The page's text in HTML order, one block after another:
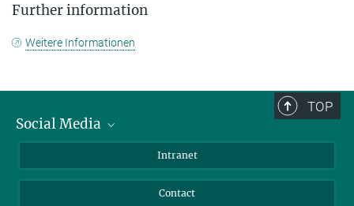
Further information
Weitere Informationen
TOP
Social Media
Facebook
Intranet
Contact